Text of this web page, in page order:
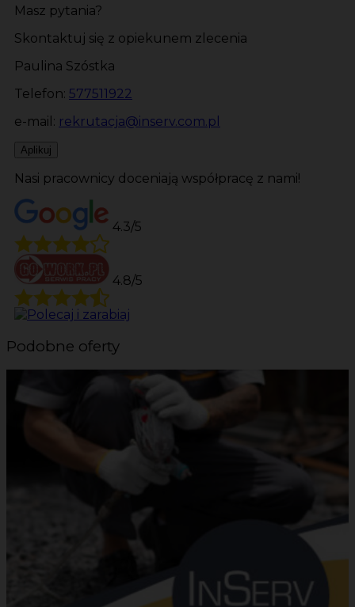
Masz pytania?
Skontaktuj się z opiekunem zlecenia
Paulina Szóstka
Telefon: 577511922
e-mail: rekrutacja@inserv.com.pl
Aplikuj
Nasi pracownicy doceniają współpracę z nami!
4.3/5
4.8/5
Podobne oferty